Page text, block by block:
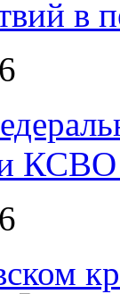
в
КСВО